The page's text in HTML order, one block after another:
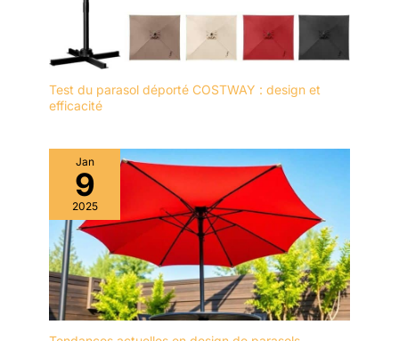
Test du parasol déporté COSTWAY : design et
efficacité
Jan
9
2025